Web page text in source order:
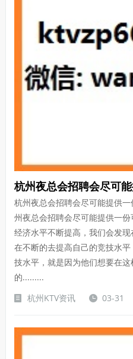
杭州夜总会招聘会尽可能提
州夜总会招聘会尽可能提供
经济水平不断提高，我们会发
在不断的去提高自己的竞技水
技水平，就是因为他们想要在
的.........
杭州KTV资讯
03-31